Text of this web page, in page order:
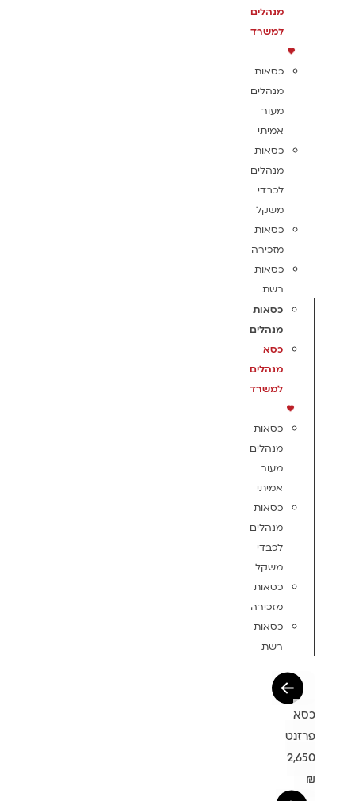
מנהלים
למשרד
כסאות
מנהלים
מעור
אמיתי
כסאות
מנהלים
לכבדי
משקל
כסאות
מזכירה
כסאות
רשת
כסאות
מנהלים
כסא
מנהלים
למשרד
כסאות
מנהלים
מעור
אמיתי
כסאות
מנהלים
לכבדי
משקל
כסאות
מזכירה
כסאות
רשת
כסא
פרזנט
2,650
₪